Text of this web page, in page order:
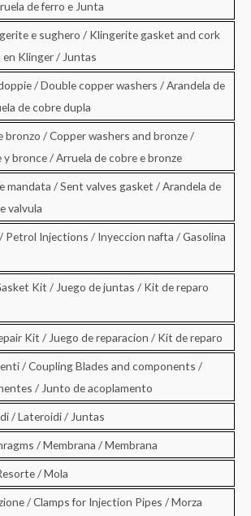
de ferro e Junta
e sughero / Klingerite gasket and cork
Klinger / Juntas
/ Double copper washers / Arandela de
de cobre dupla
bronzo / Copper washers and bronze /
y bronce / Arruela de cobre e bronze
mandata / Sent valves gasket / Arandela de
valvula
Petrol Injections / Inyeccion nafta / Gasolina
Kit / Juego de juntas / Kit de reparo
Kit / Juego de reparacion / Kit de reparo
/ Coupling Blades and components /
/ Junto de acoplamento
/ Lateroidi / Juntas
/ Membrana / Membrana
/ Mola
/ Clamps for Injection Pipes / Morza